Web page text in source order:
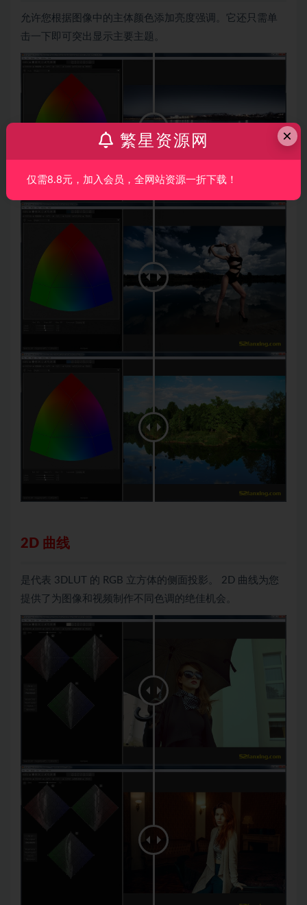
允许您根据图像中的主体颜色添加亮度强调。它还只需单
击一下即可突出显示主要主题。
2D 曲线
是代表 3DLUT 的 RGB 立方体的侧面投影。 2D 曲线为您
提供了为图像和视频制作不同色调的绝佳机会。
×
繁星资源网
仅需8.8元，加入会员，全网站资源一折下载！